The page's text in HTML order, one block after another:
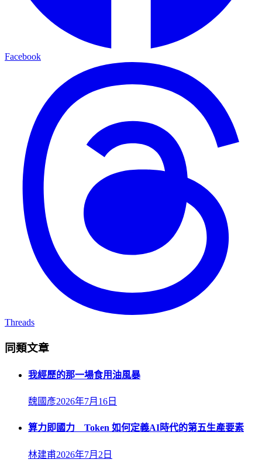
Facebook
Threads
同類文章
我經歷的那一場食用油風暴
魏國彥2026年7月16日
算力即國力 Token 如何定義AI時代的第五生產要素
林建甫2026年7月2日